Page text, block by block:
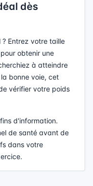
dès
Entrez votre taille
obtenir une
à atteindre
bonne voie, cet
vérifier votre poids
d'information.
de santé avant de
dans votre